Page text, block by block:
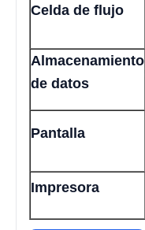
Celda de flujo
Almacenamiento
de datos
Pantalla
Impresora